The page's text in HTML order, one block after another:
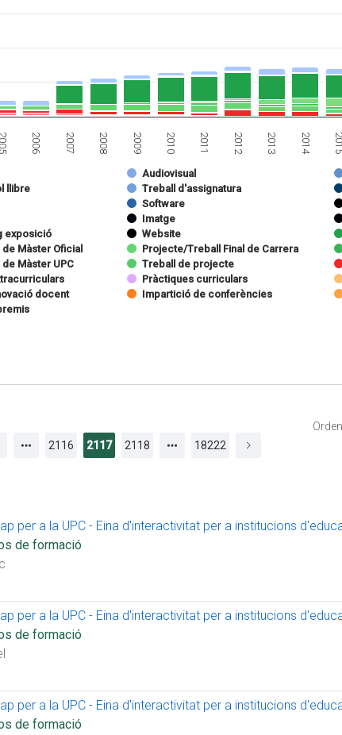
Audiovisual
llibre
Treball d'assignatura
Software
Imatge
exposició
Website
Màster Oficial
Projecte/Treball Final de Carrera
Màster UPC
Treball de projecte
Pràctiques curriculars
docent Impartició de conferències
2005 2006 2007 2008 2009 2010 2011 2012 2013 2014 2015
2116 2117 2118 18222
per a la UPC - Eina d'interactivitat per a institucions
de formació
per a la UPC - Eina d'interactivitat per a institucions
de formació
per a la UPC - Eina d'interactivitat per a institucions
de formació